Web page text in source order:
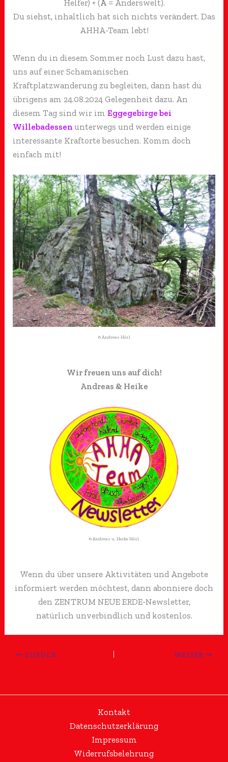
Helfer) + (A= Anderswelt).
Du siehst, inhaltlich hat sich nichts verändert. Das
AHHA-Team lebt!
Wenn du in diesem Sommer noch Lust dazu hast,
uns auf einer Schamanischen
Kraftplatzwanderung zu begleiten, dann hast du
übrigens am 24.08.2024 Gelegenheit dazu. An
diesem Tag sind wir im Eggegebirge bei
Willebadessen unterwegs und werden einige
interessante Kraftorte besuchen. Komm doch
einfach mit!
© Andreas Hösl
Wir freuen uns auf dich!
Andreas & Heike
© Andreas u. Heike Hösl
Wenn du über unsere Aktivitäten und Angebote
informiert werden möchtest, dann abonniere doch
den ZENTRUM NEUE ERDE-Newsletter,
natürlich unverbindlich und kostenlos.
ZURÜCK WEITER
Kontakt
Datenschutzerklärung
Impressum
Widerrufsbelehrung